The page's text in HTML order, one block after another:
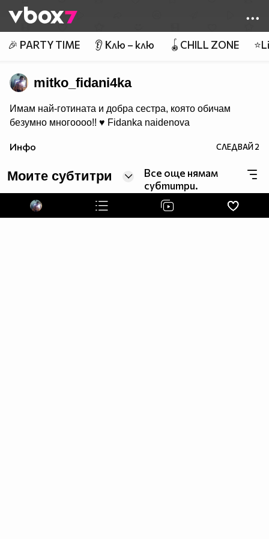
👾
🎉 PARTY TIME 👂 Клю – клю 🪀CHILL ZONE
mitko_fidani4ka
Имам най-готинaта и добра сестра, която обичам
безумно многоооо!! ♥ Fidanka naidenova
Инфо СЛЕДВАЙ2
Моите субтитри
Все още нямам
субтитри.